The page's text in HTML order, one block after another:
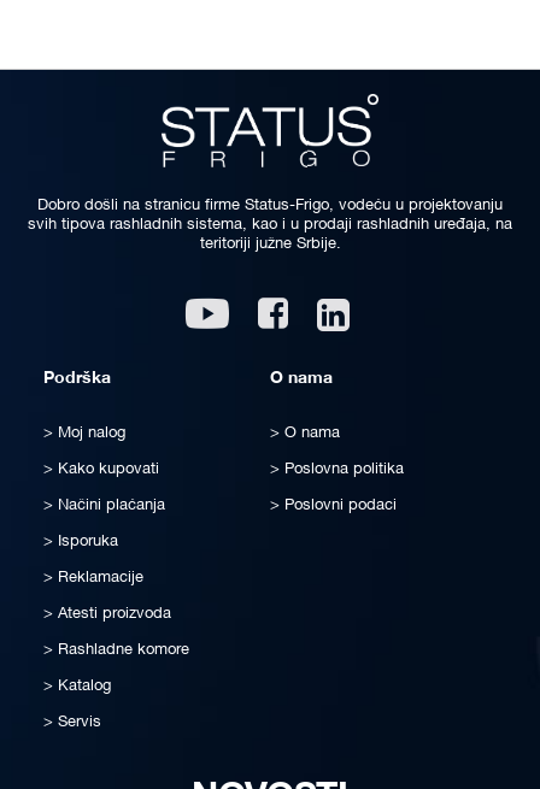
Dobro došli na stranicu firme Status-Frigo, vodeću u projektovanju
svih tipova rashladnih sistema, kao i u prodaji rashladnih uređaja, na
teritoriji južne Srbije.
Youtube Facebook
Podrška
Moj nalog
Kako kupovati
Načini plaćanja
Isporuka
Reklamacije
Atesti proizvoda
Rashladne komore
Katalog
Servis
O nama
O nama
Poslovna politika
Poslovni podaci